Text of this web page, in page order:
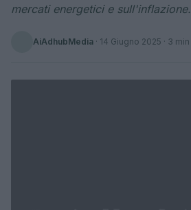
mercati energetici e sull'inflazione.
AiAdhubMedia · 14 Giugno 2025 · 3 min